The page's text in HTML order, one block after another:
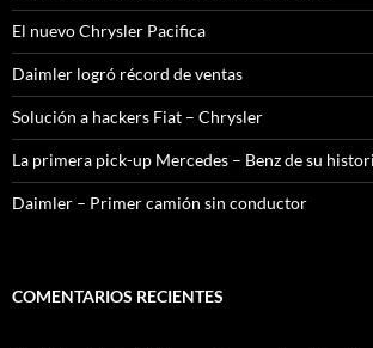
El nuevo Chrysler Pacifica
Daimler logró récord de ventas
Solución a hackers Fiat – Chrysler
La primera pick-up Mercedes – Benz de su
Daimler – Primer camión sin conductor
COMENTARIOS RECIENTES